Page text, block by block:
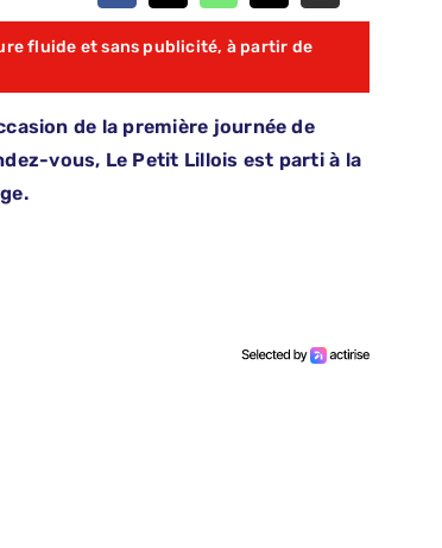
fluide et sans publicité, à partir de
de la première journée de
vous, Le Petit Lillois est parti à la